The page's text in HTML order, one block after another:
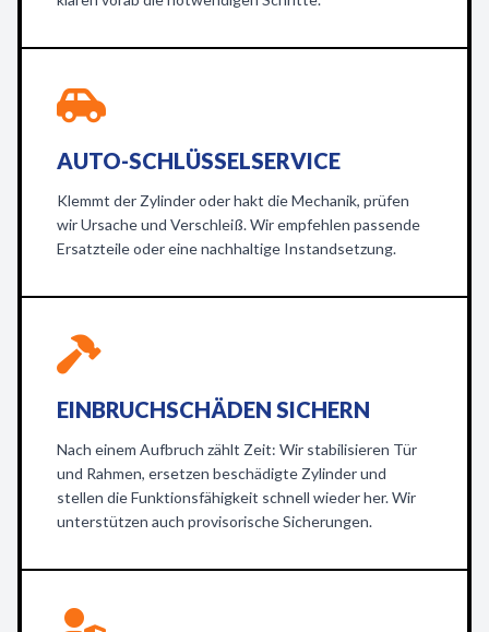
AUTO-SCHLÜSSELSERVICE
Klemmt der Zylinder oder hakt die Mechanik, prüfen
wir Ursache und Verschleiß. Wir empfehlen passende
Ersatzteile oder eine nachhaltige Instandsetzung.
EINBRUCHSCHÄDEN SICHERN
Nach einem Aufbruch zählt Zeit: Wir stabilisieren Tür
und Rahmen, ersetzen beschädigte Zylinder und
stellen die Funktionsfähigkeit schnell wieder her. Wir
unterstützen auch provisorische Sicherungen.